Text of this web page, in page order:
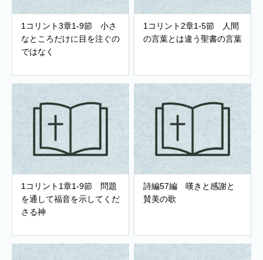
1コリント3章1-9節 小さ
なところだけに目を注ぐの
ではなく
1コリント2章1-5節 人間
の言葉とは違う聖書の言葉
1コリント1章1-9節 問題
を通して福音を示してくだ
さる神
詩編57編 嘆きと感謝と
賛美の歌